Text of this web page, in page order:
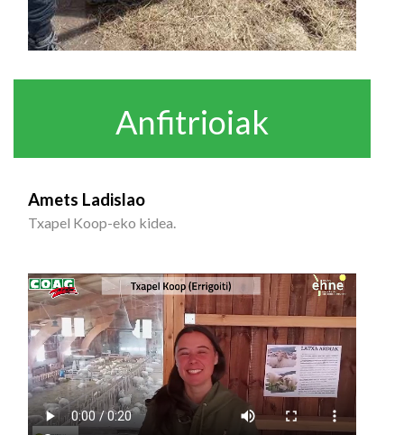
Anfitrioiak
Amets Ladislao
Txapel Koop-eko kidea.